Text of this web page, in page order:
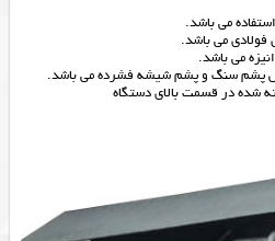
می باشد.
می باشد.
می باشد.
پشم سنگ و پشم شیشه فشرده می باشد.
شده در قسمت بالای دستگاه